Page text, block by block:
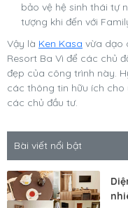
bảo vệ hệ sinh thái tự
tượng khi đến với
Vậy là Ken Kasa vừa dạo
Resort Ba Vì để các chủ
đẹp của công trình này.
các thông tin hữu ích cho
các chủ đầu tư.
Bài viết nổi bật